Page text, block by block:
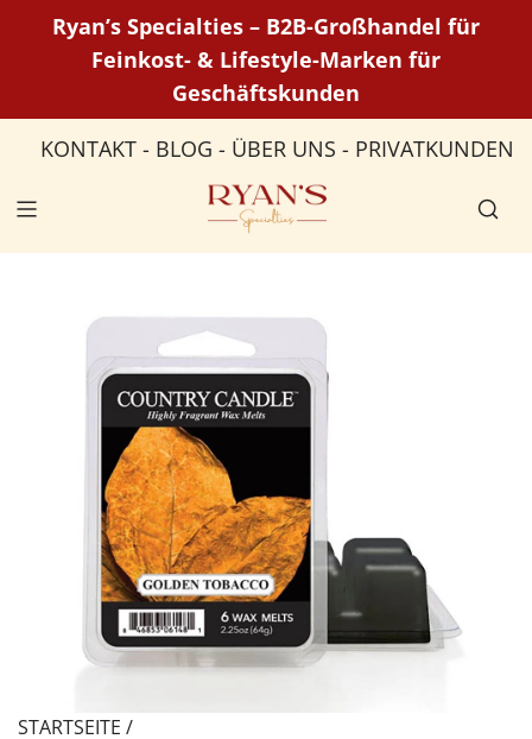
t
Ryan’s Specialties – B2B-Großhandel für
Feinkost- & Lifestyle-Marken für
Geschäftskunden
KONTAKT - BLOG - ÜBER UNS - PRIVATKUNDEN
STARTSEITE /